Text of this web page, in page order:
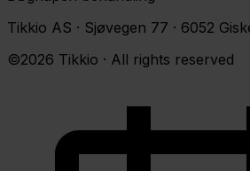
Tikkio AS · Sjøvegen 77 · 6052
©2026 Tikkio · All rights reserved